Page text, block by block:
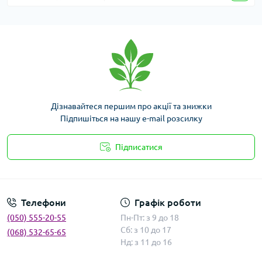
Дізнавайтеся першим про акції та знижки
Підпишіться на нашу e-mail розсилку
Підписатися
Телефони
(050) 555-20-55
(068) 532-65-65
Графік роботи
Пн-Пт: з 9 до 18
Сб: з 10 до 17
Нд: з 11 до 16